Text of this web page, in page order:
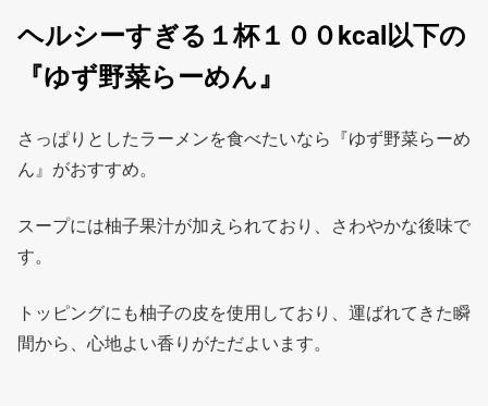
ヘルシーすぎる１杯１００kcal以下の
『ゆず野菜らーめん』
さっぱりとしたラーメンを食べたいなら『ゆず野菜らーめ
ん』がおすすめ。
スープには柚子果汁が加えられており、さわやかな後味で
す。
トッピングにも柚子の皮を使用しており、運ばれてきた瞬
間から、心地よい香りがただよいます。